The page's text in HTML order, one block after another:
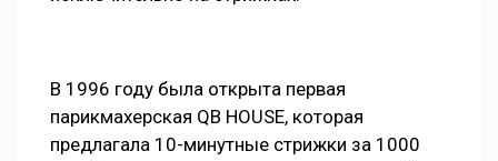
В 1996 году была открыта первая
парикмахерская QB HOUSE, которая
предлагала 10-минутные стрижки за 1000